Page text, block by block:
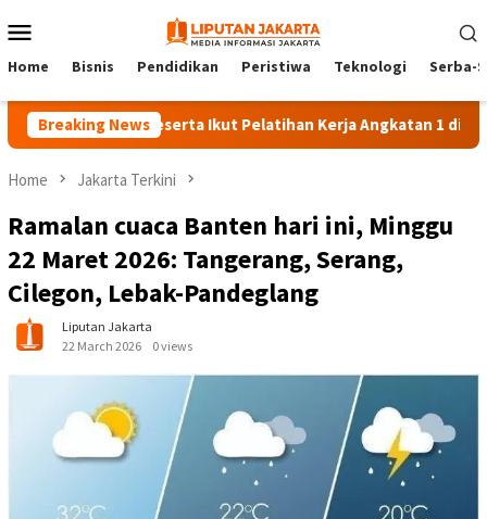
to
Menu
Home Bisnis Pendidikan Peristiwa Teknologi Serba-
Breaking News
140 Peserta Ikut Pelatihan Kerja Angkatan 1 di PPKD
Home Jakarta Terkini
Ramalan cuaca Banten hari ini, Minggu
22 Maret 2026: Tangerang, Serang,
Cilegon, Lebak-Pandeglang
Liputan Jakarta
22 March 2026
0 views